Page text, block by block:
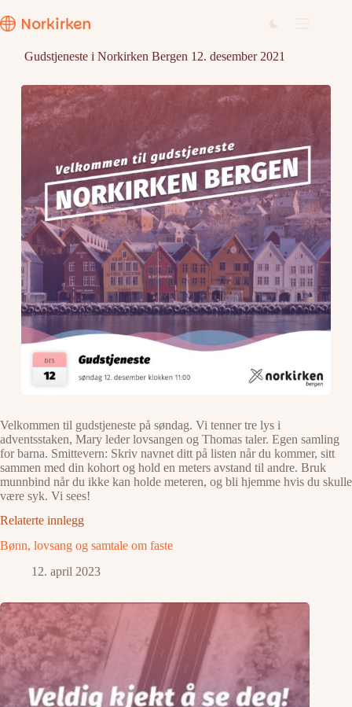
til
innholdet
Gudstjeneste i Norkirken Bergen 12. desember 2021
Velkommen til gudstjeneste på søndag. Vi tenner tre lys i
adventsstaken, Mary leder lovsangen og Thomas taler. Egen samling
for barna. Smittevern: Skriv navnet ditt på listen når du kommer, sitt
sammen med din kohort og hold en meters avstand til andre. Bruk
munnbind når du ikke kan holde meteren, og bli hjemme hvis du skulle
være syk. Vi sees!
Relaterte innlegg
Bønn, lovsang og samtale om faste
12. april 2023